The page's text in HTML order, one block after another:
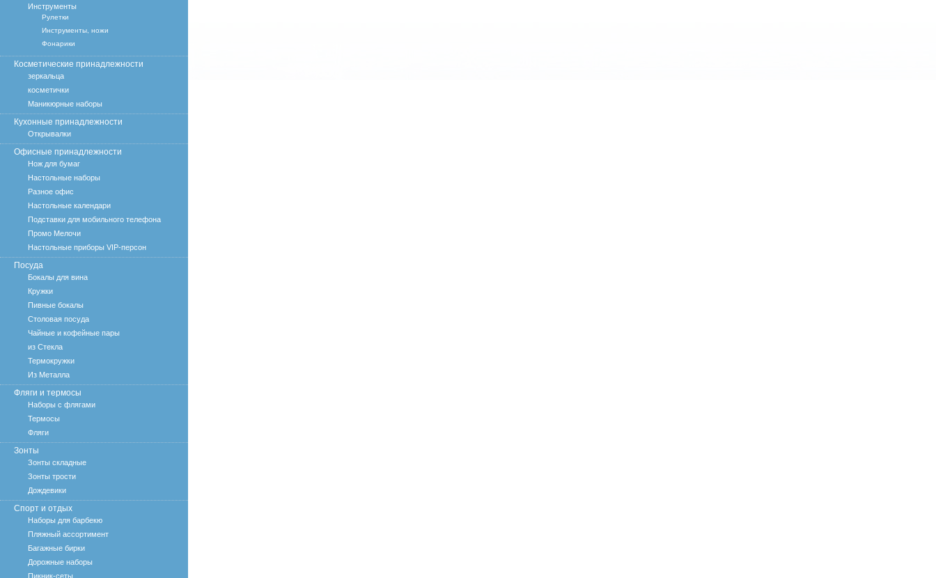
Инструменты
Рулетки
Инструменты, ножи
Фонарики
Косметические принадлежности
зеркальца
косметички
Маникюрные наборы
Кухонные принадлежности
Открывалки
Офисные принадлежности
Нож для бумаг
Настольные наборы
Разное офис
Настольные календари
Подставки для мобильного телефона
Промо Мелочи
Настольные приборы VIP-персон
Посуда
Бокалы для вина
Кружки
Пивные бокалы
Столовая посуда
Чайные и кофейные пары
из Стекла
Термокружки
Из Металла
Фляги и термосы
Наборы с флягами
Термосы
Фляги
Зонты
Зонты складные
Зонты трости
Дождевики
Спорт и отдых
Наборы для барбекю
Пляжный ассортимент
Багажные бирки
Дорожные наборы
Пикник-сеты